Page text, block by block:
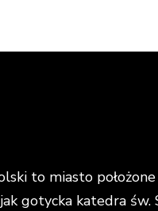
to miasto
gotycka katedra św.